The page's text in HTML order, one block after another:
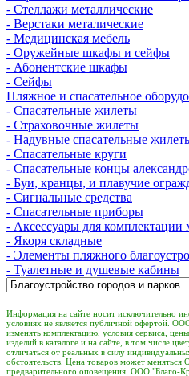
- Стеллажи металлические
- Верстаки металические
- Медицинская мебель
- Оружейные шкафы и сейфы
- Абонентские шкафы
- Сейфы
Пляжное и спасательное
- Спасательные жилеты
- Страховочные жилеты
- Надувные спасательные
- Спасательные круги
- Спасательные концы
- Буи, кранцы, и плавучие
- Сигнальные средства
- Спасательные приборы
- Аксессуары для комплектации
- Якоря складные
- Элементы пляжного
- Туалетные и душевые кабины
Информация на сайте носит исключительно
условиях не является публичной офертой.
изменять комплектацию, условия сервиса,
изделий в каталоге и на сайте, в том числе
отличаться от реальных в силу
обстоятельств. Цена товаров может
предварительного оповещения. ООО "Благо-